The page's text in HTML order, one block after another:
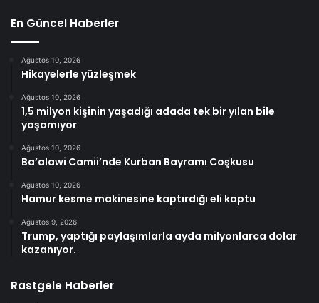
En Güncel Haberler
Ağustos 10, 2026
Hikayelerle yüzleşmek
Ağustos 10, 2026
1,5 milyon kişinin yaşadığı adada tek bir yılan bile
yaşamıyor
Ağustos 10, 2026
Ba’alawi Camii’nde Kurban Bayramı Coşkusu
Ağustos 10, 2026
Hamur kesme makinesine kaptırdığı eli koptu
Ağustos 9, 2026
Trump, yaptığı paylaşımlarla ayda milyonlarca dolar
kazanıyor.
Rastgele Haberler